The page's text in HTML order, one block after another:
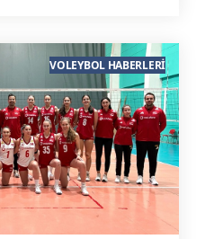
VOLEYBOL HABERLERI